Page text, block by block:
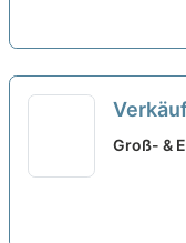
neu
Groß- &